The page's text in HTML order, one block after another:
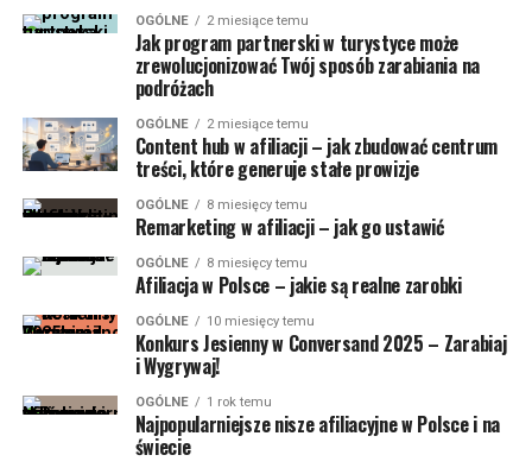
OGÓLNE 2 miesiące temu
Jak program partnerski w turystyce może
zrewolucjonizować Twój sposób zarabiania na
podróżach
OGÓLNE 2 miesiące temu
Content hub w afiliacji – jak zbudować centrum
treści, które generuje stałe prowizje
OGÓLNE 8 miesięcy temu
Remarketing w afiliacji – jak go ustawić
OGÓLNE 8 miesięcy temu
Afiliacja w Polsce – jakie są realne zarobki
OGÓLNE 10 miesięcy temu
Konkurs Jesienny w Conversand 2025 – Zarabiaj
i Wygrywaj!
OGÓLNE 1 rok temu
Najpopularniejsze nisze afiliacyjne w Polsce i na
świecie